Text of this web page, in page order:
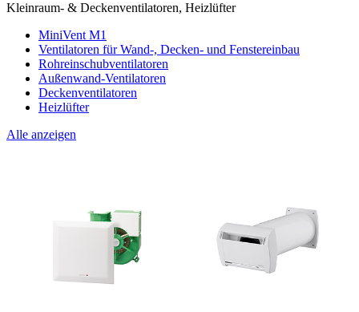
Kleinraum- & Deckenventilatoren, Heizlüfter
MiniVent M1
Ventilatoren für Wand-, Decken- und Fenstereinbau
Rohreinschubventilatoren
Außenwand-Ventilatoren
Deckenventilatoren
Heizlüfter
Alle anzeigen